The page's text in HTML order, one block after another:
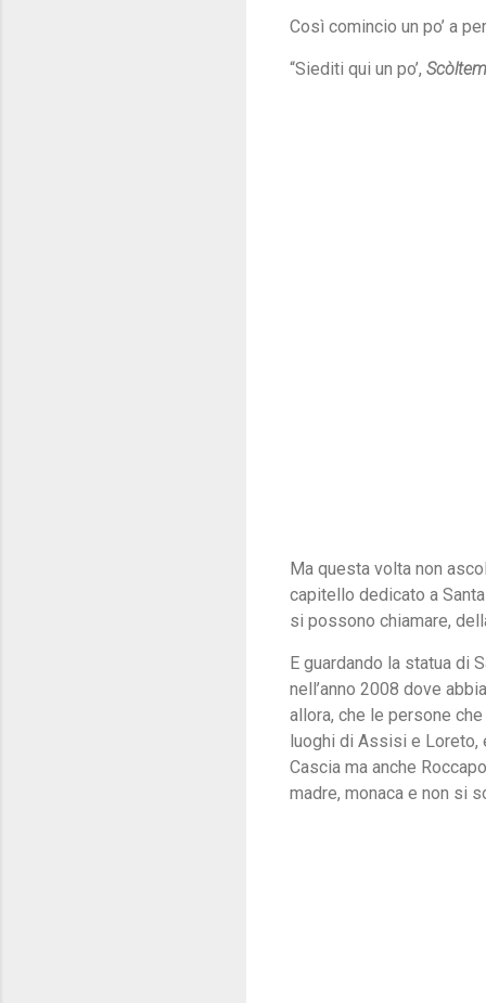
Così comincio un po’ a
“Siediti qui un po’,
Ma questa volta non
capitello dedicato a
si possono chiamare,
E guardando la statua di
nell’anno 2008 dove
allora, che le persone
luoghi di Assisi e Loreto,
Cascia ma anche
madre, monaca e non si